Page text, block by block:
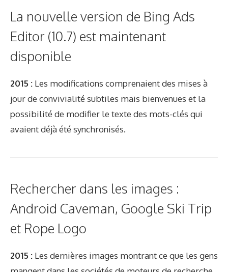
La nouvelle version de Bing Ads
Editor (10.7) est maintenant
disponible
2015 : Les modifications comprenaient des mises à
jour de convivialité subtiles mais bienvenues et la
possibilité de modifier le texte des mots-clés qui
avaient déjà été synchronisés.
Rechercher dans les images :
Android Caveman, Google Ski Trip
et Rope Logo
2015 : Les dernières images montrant ce que les gens